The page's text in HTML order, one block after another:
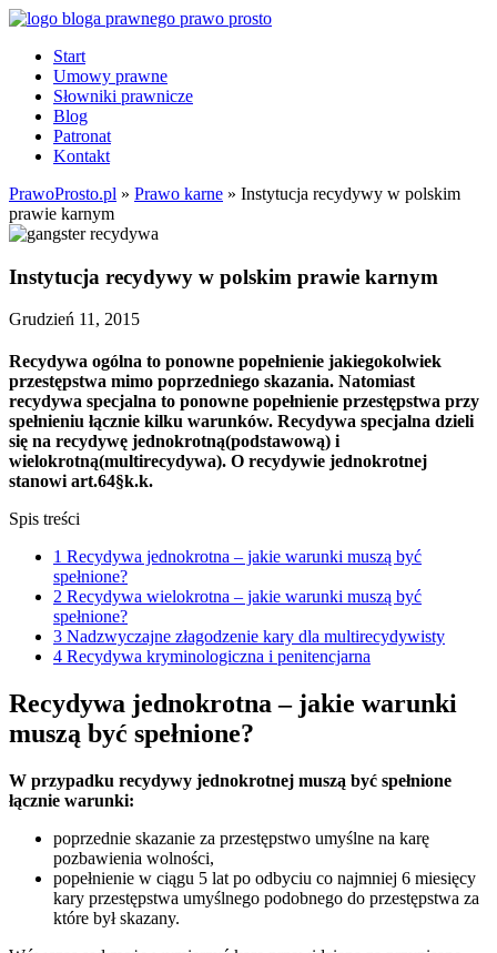
Start
Umowy prawne
Słowniki prawnicze
Blog
Patronat
Kontakt
PrawoProsto.pl » Prawo karne » Instytucja recydywy w polskim
prawie karnym
Instytucja recydywy w polskim prawie karnym
Grudzień 11, 2015
Recydywa ogólna to ponowne popełnienie jakiegokolwiek
przestępstwa mimo poprzedniego skazania. Natomiast
recydywa specjalna to ponowne popełnienie przestępstwa przy
spełnieniu łącznie kilku warunków. Recydywa specjalna dzieli
się na recydywę jednokrotną(podstawową) i
wielokrotną(multirecydywa). O recydywie jednokrotnej
stanowi art.64§k.k.
Spis treści
1 Recydywa jednokrotna – jakie warunki muszą być
spełnione?
2 Recydywa wielokrotna – jakie warunki muszą być
spełnione?
3 Nadzwyczajne złagodzenie kary dla multirecydywisty
4 Recydywa kryminologiczna i penitencjarna
Recydywa jednokrotna – jakie warunki
muszą być spełnione?
W przypadku recydywy jednokrotnej muszą być spełnione
łącznie warunki:
poprzednie skazanie za przestępstwo umyślne na karę
pozbawienia wolności,
popełnienie w ciągu 5 lat po odbyciu co najmniej 6 miesięcy
kary przestępstwa umyślnego podobnego do przestępstwa za
które był skazany.